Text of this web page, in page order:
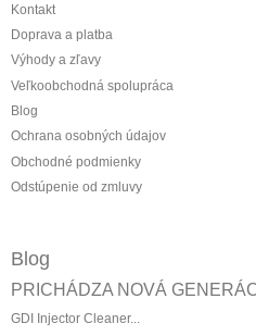
Kontakt
Doprava a platba
Výhody a zľavy
Veľkoobchodná spolupráca
Blog
Ochrana osobných údajov
Obchodné podmienky
Odstúpenie od zmluvy
Blog
PRICHÁDZA NOVÁ
GDI Injector Cleaner...